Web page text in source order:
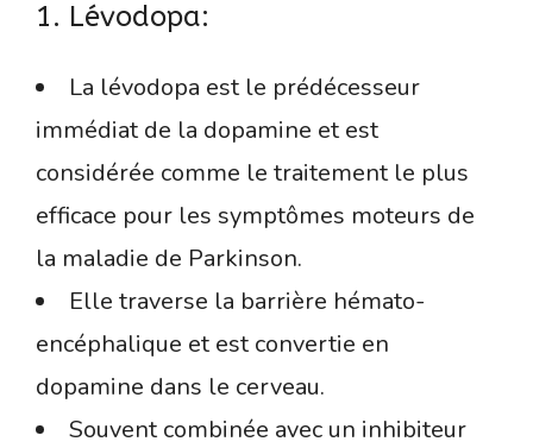
1. Lévodopa:
La lévodopa est le prédécesseur
immédiat de la dopamine et est
considérée comme le traitement le plus
efficace pour les symptômes moteurs de
la maladie de Parkinson.
Elle traverse la barrière hémato-
encéphalique et est convertie en
dopamine dans le cerveau.
Souvent combinée avec un inhibiteur